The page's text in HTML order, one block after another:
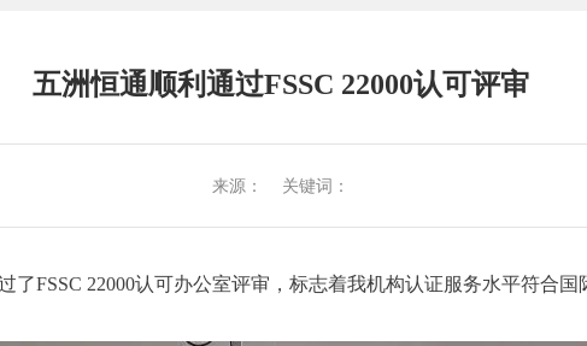
五洲恒通顺利通过FSSC 22000认可评审
来源： 关键词：
了FSSC 22000认可办公室评审，标志着我机构认证服务水平符合